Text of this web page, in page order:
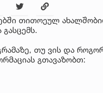
თითოეულ
თუ ვის და
გთავაზობთ: